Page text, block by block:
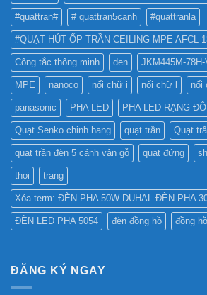
CÁO?
?
#quattran# # quattran5canh #quattranla
#QUẠT HÚT ỐP TRẦN CEILING MPE AFCL-
Công tắc thông minh den JKM445M-78H-
MPE nanoco nối chữ i nối chữ l nối
panasonic PHA LED PHA LED RẠNG
Quạt Senko chinh hang quạt trần Quạt
quạt trần đèn 5 cánh vân gỗ quạt đứng
thoi trang
Xóa term: ĐÈN PHA 50W DUHAL ĐÈN PHA
ĐÈN LED PHA 5054 đèn đồng hồ đồng hồ
ĐĂNG KÝ NGAY